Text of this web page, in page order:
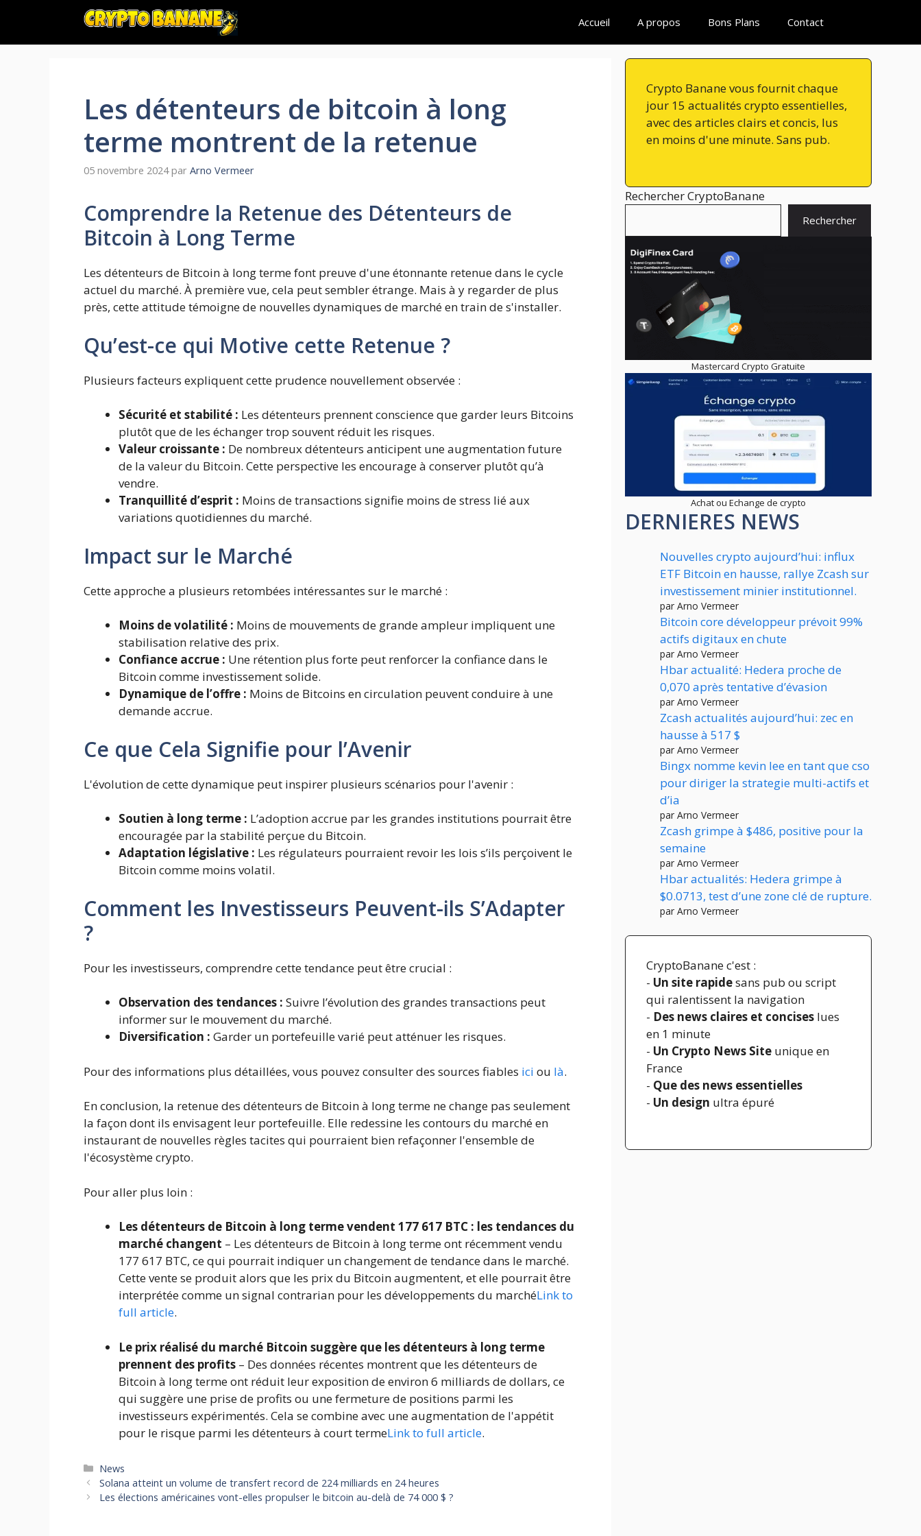
contenu
Accueil A propos Bons Plans Contact
Les détenteurs de bitcoin à long
terme montrent de la retenue
05 novembre 2024 par Arno Vermeer
Comprendre la Retenue des Détenteurs de
Bitcoin à Long Terme
Les détenteurs de Bitcoin à long terme font preuve d'une étonnante retenue dans le cycle
actuel du marché. À première vue, cela peut sembler étrange. Mais à y regarder de plus
près, cette attitude témoigne de nouvelles dynamiques de marché en train de s'installer.
Qu’est-ce qui Motive cette Retenue ?
Plusieurs facteurs expliquent cette prudence nouvellement observée :
Sécurité et stabilité : Les détenteurs prennent conscience que garder leurs Bitcoins
plutôt que de les échanger trop souvent réduit les risques.
Valeur croissante : De nombreux détenteurs anticipent une augmentation future
de la valeur du Bitcoin. Cette perspective les encourage à conserver plutôt qu’à
vendre.
Tranquillité d’esprit : Moins de transactions signifie moins de stress lié aux
variations quotidiennes du marché.
Impact sur le Marché
Cette approche a plusieurs retombées intéressantes sur le marché :
Moins de volatilité : Moins de mouvements de grande ampleur impliquent une
stabilisation relative des prix.
Confiance accrue : Une rétention plus forte peut renforcer la confiance dans le
Bitcoin comme investissement solide.
Dynamique de l’offre : Moins de Bitcoins en circulation peuvent conduire à une
demande accrue.
Ce que Cela Signifie pour l’Avenir
L'évolution de cette dynamique peut inspirer plusieurs scénarios pour l'avenir :
Soutien à long terme : L’adoption accrue par les grandes institutions pourrait être
encouragée par la stabilité perçue du Bitcoin.
Adaptation législative : Les régulateurs pourraient revoir les lois s’ils perçoivent le
Bitcoin comme moins volatil.
Comment les Investisseurs Peuvent-ils S’Adapter
?
Pour les investisseurs, comprendre cette tendance peut être crucial :
Observation des tendances : Suivre l’évolution des grandes transactions peut
informer sur le mouvement du marché.
Diversification : Garder un portefeuille varié peut atténuer les risques.
Pour des informations plus détaillées, vous pouvez consulter des sources fiables ici ou là.
En conclusion, la retenue des détenteurs de Bitcoin à long terme ne change pas seulement
la façon dont ils envisagent leur portefeuille. Elle redessine les contours du marché en
instaurant de nouvelles règles tacites qui pourraient bien refaçonner l'ensemble de
l'écosystème crypto.
Pour aller plus loin :
Les détenteurs de Bitcoin à long terme vendent 177 617 BTC : les tendances du
marché changent – Les détenteurs de Bitcoin à long terme ont récemment vendu
177 617 BTC, ce qui pourrait indiquer un changement de tendance dans le marché.
Cette vente se produit alors que les prix du Bitcoin augmentent, et elle pourrait être
interprétée comme un signal contrarian pour les développements du marchéLink to
full article.
Le prix réalisé du marché Bitcoin suggère que les détenteurs à long terme
prennent des profits – Des données récentes montrent que les détenteurs de
Bitcoin à long terme ont réduit leur exposition de environ 6 milliards de dollars, ce
qui suggère une prise de profits ou une fermeture de positions parmi les
investisseurs expérimentés. Cela se combine avec une augmentation de l'appétit
pour le risque parmi les détenteurs à court termeLink to full article.
Catégories
News
Solana atteint un volume de transfert record de 224 milliards en 24 heures
Les élections américaines vont-elles propulser le bitcoin au-delà de 74 000 $ ?
Crypto Banane vous fournit chaque
jour 15 actualités crypto essentielles,
avec des articles clairs et concis, lus
en moins d'une minute. Sans pub.
Rechercher CryptoBanane
Rechercher
Mastercard Crypto Gratuite
Achat ou Echange de crypto
DERNIERES NEWS
Nouvelles crypto aujourd’hui: influx
ETF Bitcoin en hausse, rallye Zcash sur
investissement minier institutionnel.
par Arno Vermeer
Bitcoin core développeur prévoit 99%
actifs digitaux en chute
par Arno Vermeer
Hbar actualité: Hedera proche de
0,070 après tentative d’évasion
par Arno Vermeer
Zcash actualités aujourd’hui: zec en
hausse à 517 $
par Arno Vermeer
Bingx nomme kevin lee en tant que cso
pour diriger la strategie multi-actifs et
d’ia
par Arno Vermeer
Zcash grimpe à $486, positive pour la
semaine
par Arno Vermeer
Hbar actualités: Hedera grimpe à
$0.0713, test d’une zone clé de rupture.
par Arno Vermeer
CryptoBanane c'est :
- Un site rapidesans pub ou script
qui ralentissent la navigation
- Des news claires et concises lues
en 1 minute
- Un Crypto News Site unique en
France
- Que des news essentielles
- Un design ultra épuré